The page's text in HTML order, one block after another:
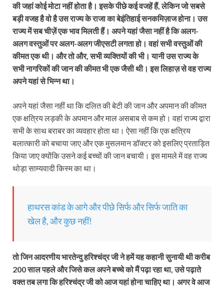
की जहां कोई मोटा नहीं होता है। इसके पीछे कई वजहें हैं, लेकिन जो सबसे
बड़ी वजह है वो है उस राज्य के राजा का बेइंतिहाई सनकमिज़ाज होना। उस
राज्य में सब चीज़ें एक भाव मिलती हैं। अपने यहां जैसा नहीं है कि अलग-
अलग वस्तुओं पर अलग-अलग जीएसटी लगता हो। वहां सभी वस्तुओं की
कीमत एक थी। और तो और, सभी व्यक्तियों की भी। यानी उस राज्य के
सभी नागरिकों की जान की कीमत भी एक जैसी थी। इस लिहाज़ से वह राज्य
अपने यहां से भिन्न था।
अपने यहां जैसा नहीं था कि दलित की बेटी की जान और अपमान की कीमत
एक क्षत्रि‍य लड़की के अपमान और माल असबाब से कम हो। वहां राज्य द्वारा
सभी के साथ बराबर का व्यवहार होता था। ऐसा नहीं कि एक क्षत्रि‍य
बलात्कारी को बचाया जाए और एक मुसलमान डॉक्टर को इसलिए प्रताड़ित
किया जाए क्योंकि उसने कई बच्चों की जान बचायी। इस मामले में वह राज्य
थोड़ा साम्यवादी किस्म का था।
हाथरस कांड के आगे और पीछे सिर्फ और सिर्फ जाति का
खेल है, और कुछ नहीं!
तो जिन आदरणीय भारतेन्दु हरिश्चंद्र जी ने हमें यह कहानी सुनायी थी करीब
200 साल पहले और जिसे कल अपने बच्चे को मैं पढ़ा रहा था, उसे पढ़ाते
वक्‍त तब लगा कि हरिश्चंद्र जी को आज यहां होना चाहिए था। अगर वे आज